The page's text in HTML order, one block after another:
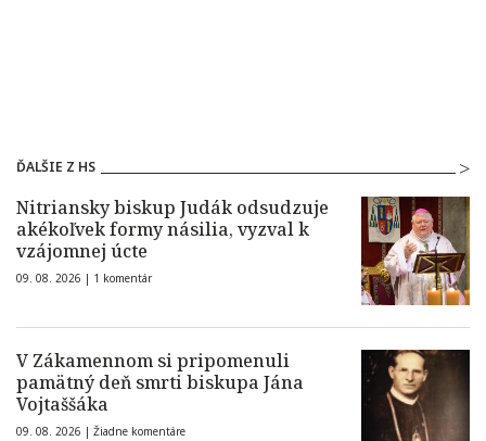
ĎALŠIE Z HS
Nitriansky biskup Judák odsudzuje
akékoľvek formy násilia, vyzval k
vzájomnej úcte
09. 08. 2026 | 1 komentár
V Zákamennom si pripomenuli
pamätný deň smrti biskupa Jána
Vojtaššáka
09. 08. 2026 | Žiadne komentáre